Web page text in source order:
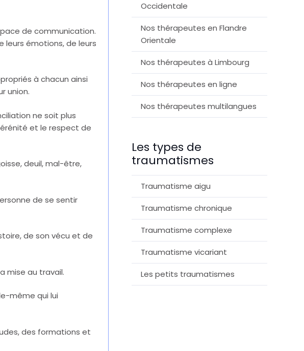
de communication.
leurs émotions, de leurs
à chacun ainsi
union.
ne soit plus
et le respect de
deuil, mal-être,
de se sentir
de son vécu et de
mise au travail.
même qui lui
des formations et
Occidentale
Nos thérapeutes en Flandre
Orientale
Nos thérapeutes à Limbourg
Nos thérapeutes en ligne
Nos thérapeutes multilangues
Les types de
traumatismes
Traumatisme aigu
Traumatisme chronique
Traumatisme complexe
Traumatisme vicariant
Les petits traumatismes